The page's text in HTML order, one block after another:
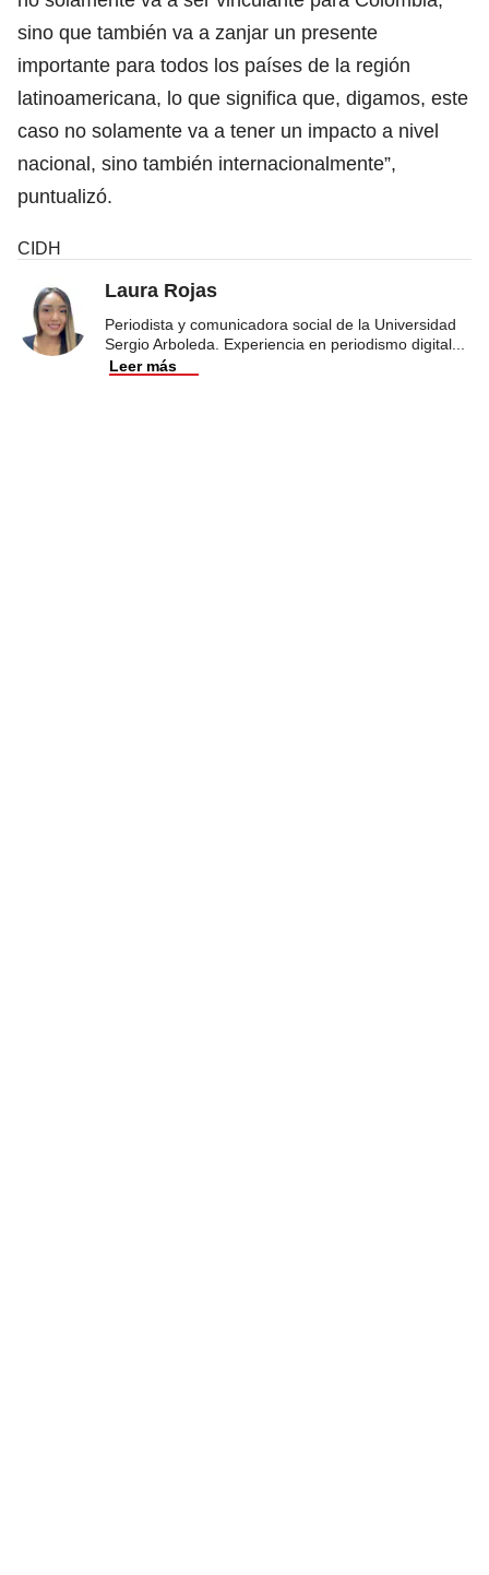
sino que también va a zanjar un presente
importante para todos los países de la región
latinoamericana, lo que significa que, digamos, este
caso no solamente va a tener un impacto a nivel
nacional, sino también internacionalmente”,
puntualizó.
CIDH
Laura Rojas
Periodista y comunicadora social de la Universidad
Sergio Arboleda. Experiencia en periodismo digital
Leer más